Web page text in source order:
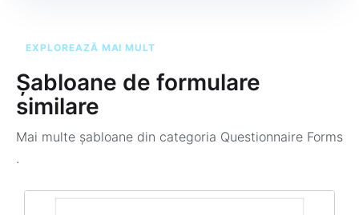
EXPLOREAZĂ MAI MULT
Șabloane de formulare
similare
Mai multe șabloane din categoria Questionnaire Forms
.